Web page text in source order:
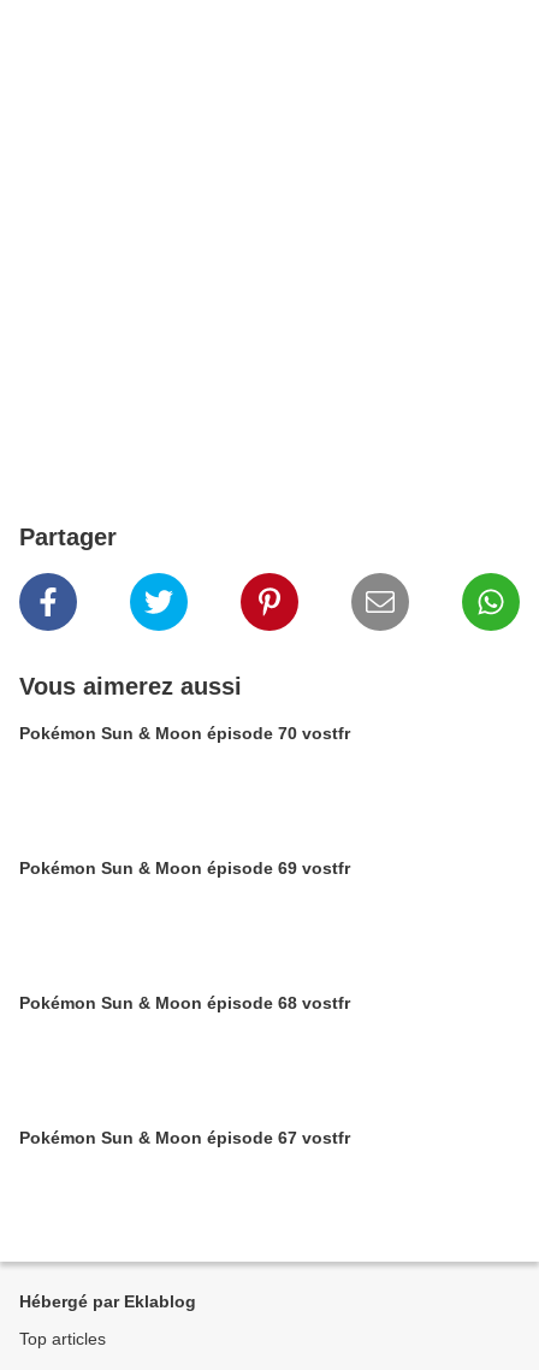
Partager
Vous aimerez aussi
Pokémon Sun & Moon épisode 70 vostfr
Pokémon Sun & Moon épisode 69 vostfr
Pokémon Sun & Moon épisode 68 vostfr
Pokémon Sun & Moon épisode 67 vostfr
Hébergé par Eklablog
Top articles